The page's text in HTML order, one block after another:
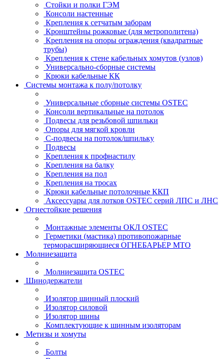
Стойки и полки ГЭМ
Консоли настенные
Крепления к сетчатым заборам
Кронштейны рожковые (для метрополитена)
Крепления на опоры ограждения (квадратные
трубы)
Крепления к стене кабельных хомутов (узлов)
Универсально-сборные системы
Крюки кабельные КК
Системы монтажа к полу/потолку
Универсальные сборные системы OSTEC
Консоли вертикальные на потолок
Подвесы для резьбовой шпильки
Опоры для мягкой кровли
С-подвесы на потолок/шпильку
Подвесы
Крепления к профнастилу
Крепления на балку
Крепления на пол
Крепления на тросах
Крюки кабельные потолочные ККП
Аксессуары для лотков OSTEC серий ЛПС и ЛНС
Огнестойкие решения
Монтажные элементы ОКЛ OSTEC
Герметики (мастика) противопожарные
терморасширяющиеся ОГНЕБАРЬЕР МТО
Молниезащита
Молниезащита OSTEC
Шинодержатели
Изолятор шинный плоский
Изолятор силовой
Изолятор шины
Комплектующие к шинным изоляторам
Метизы и хомуты
Болты